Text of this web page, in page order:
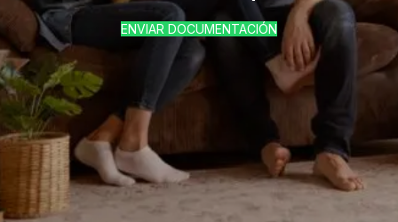
ENVIAR DOCUMENTACIÓN